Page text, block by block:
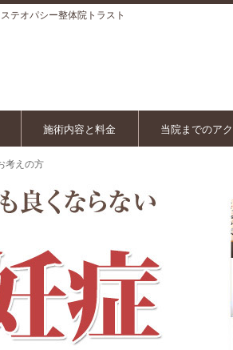
テオパシー整体院トラスト
施術内容と料金 当院までのア
考えの方